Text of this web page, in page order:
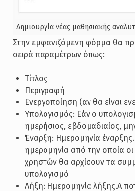
Δημιουργία νέας μαθησιακής
Στην εμφανιζόμενη φόρμα θα
σειρά παραμέτρων όπως:
Τίτλος
Περιγραφή
Ενεργοποίηση (αν θα είναι
Υπολογισμός: Εάν ο
ημερήσιος, εβδομαδιαίος,
Έναρξη: Ημερομηνία έναρξης.
ημερομηνία από την οποία οι
χρηστών θα αρχίσουν τα
υπολογισμό
Λήξη: Ημερομηνία λήξης.Α